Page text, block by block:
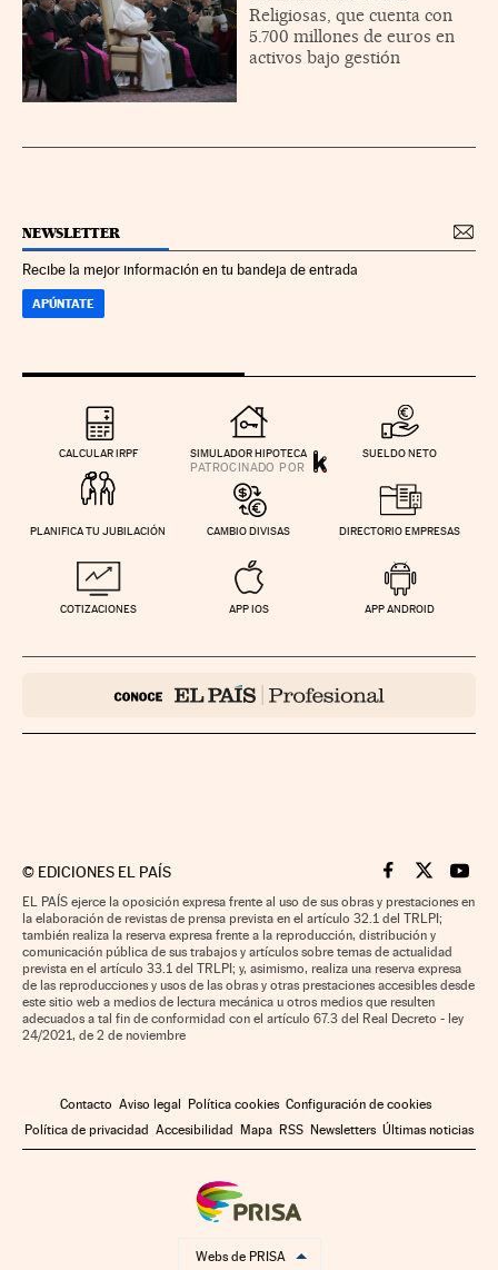
Religiosas, que cuenta con
5.700 millones de euros en
activos bajo gestión
NEWSLETTER
Recibe la mejor información en tu bandeja de entrada
APÚNTATE
CALCULAR IRPF SIMULADOR HIPOTECA SUELDO NETO
PLANIFICA TU JUBILACIÓN CAMBIO DIVISAS DIRECTORIO EMPRESAS
COTIZACIONES APP IOS APP ANDROID
© EDICIONES EL PAÍS Cinco Días en
Cinco Días
Cinco
EL PAÍS ejerce la oposición expresa frente al uso de sus obras y prestaciones en
la elaboración de revistas de prensa prevista en el artículo 32.1 del TRLPI;
también realiza la reserva expresa frente a la reproducción, distribución y
comunicación pública de sus trabajos y artículos sobre temas de actualidad
prevista en el artículo 33.1 del TRLPI; y, asimismo, realiza una reserva expresa
de las reproducciones y usos de las obras y otras prestaciones accesibles desde
este sitio web a medios de lectura mecánica u otros medios que resulten
adecuados a tal fin de conformidad con el artículo 67.3 del Real Decreto - ley
24/2021, de 2 de noviembre
Contacto Aviso legal Política cookies Configuración de cookies
Política de privacidad Accesibilidad Mapa RSS Newsletters Últimas noticias
Webs de PRISA